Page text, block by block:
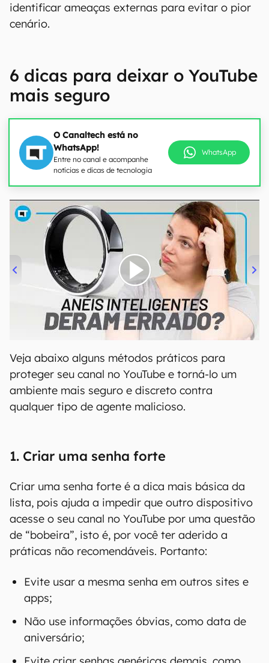
identificar ameaças externas para evitar o pior
cenário.
6 dicas para deixar o YouTube
mais seguro
O Canaltech está no
WhatsApp!
Entre no canal e acompanhe
notícias e dicas de tecnologia
WhatsApp
00:00/21:11
Veja abaixo alguns métodos práticos para
proteger seu canal no YouTube e torná-lo um
ambiente mais seguro e discreto contra
qualquer tipo de agente malicioso.
1. Criar uma senha forte
Criar uma senha forte é a dica mais básica da
lista, pois ajuda a impedir que outro dispositivo
acesse o seu canal no YouTube por uma questão
de “bobeira”, isto é, por você ter aderido a
práticas não recomendáveis. Portanto:
Evite usar a mesma senha em outros sites e
apps;
Não use informações óbvias, como data de
aniversário;